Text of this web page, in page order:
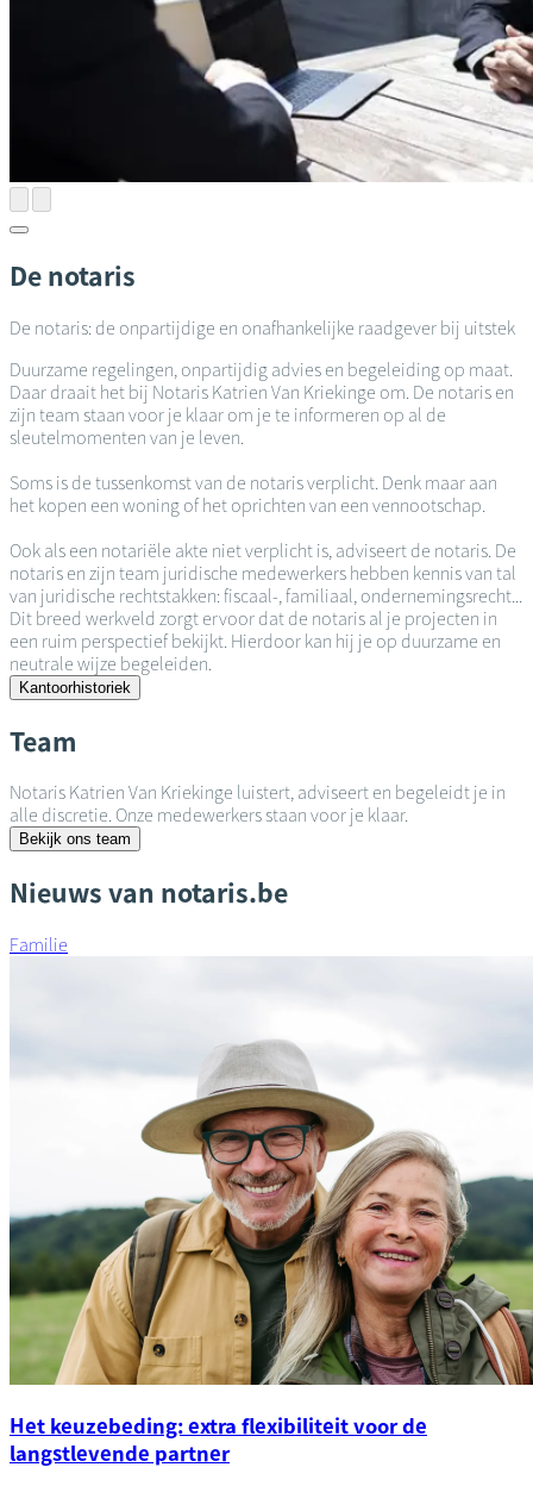
De notaris
De notaris: de onpartijdige en onafhankelijke raadgever bij uitstek
Duurzame regelingen, onpartijdig advies en begeleiding op maat.
Daar draait het bij Notaris Katrien Van Kriekinge om. De notaris en
zijn team staan voor je klaar om je te informeren op al de
sleutelmomenten van je leven.
Soms is de tussenkomst van de notaris verplicht. Denk maar aan
het kopen een woning of het oprichten van een vennootschap.
Ook als een notariële akte niet verplicht is, adviseert de notaris. De
notaris en zijn team juridische medewerkers hebben kennis van tal
van juridische rechtstakken: fiscaal-, familiaal, ondernemingsrecht...
Dit breed werkveld zorgt ervoor dat de notaris al je projecten in
een ruim perspectief bekijkt. Hierdoor kan hij je op duurzame en
neutrale wijze begeleiden.
Kantoorhistoriek
Team
Notaris Katrien Van Kriekinge luistert, adviseert en begeleidt je in
alle discretie. Onze medewerkers staan voor je klaar.
Bekijk ons team
Nieuws van notaris.be
Familie
Het keuzebeding: extra flexibiliteit voor de
langstlevende partner